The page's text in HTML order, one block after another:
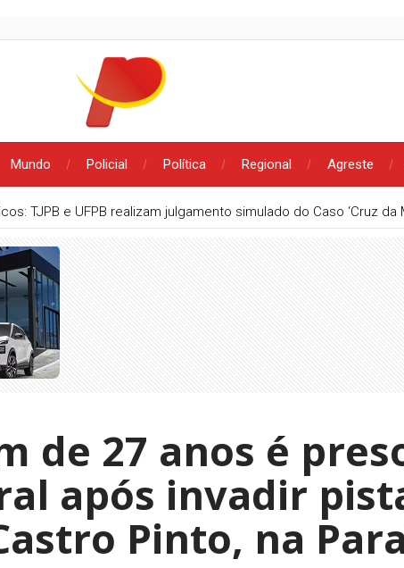
Mundo Policial Política Regional Agreste
TJPB e UFPB realizam julgamento simulado do Caso ‘Cruz da
de 27 anos é
após invadir
Pinto, na